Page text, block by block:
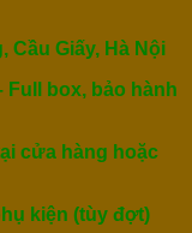
Cầu Giấy, Hà Nội
Full box, bảo hành
cửa hàng hoặc
kiện (tùy đợt)